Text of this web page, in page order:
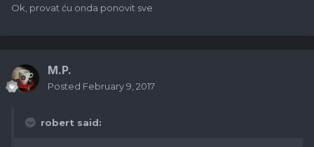
Ok, provat ću onda ponovit sve
M.P.
Posted February 9, 2017
robert said: